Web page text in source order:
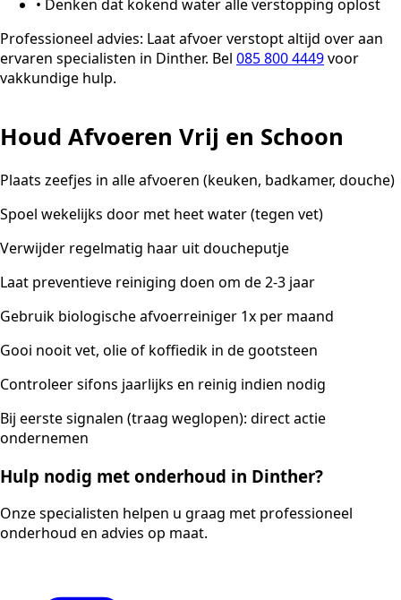
• Denken dat kokend water alle verstopping oplost
Professioneel advies: Laat afvoer verstopt altijd over aan
ervaren specialisten in Dinther. Bel 085 800 4449voor
vakkundige hulp.
Houd Afvoeren Vrij en Schoon
Plaats zeefjes in alle afvoeren (keuken, badkamer, douche)
Spoel wekelijks door met heet water (tegen vet)
Verwijder regelmatig haar uit doucheputje
Laat preventieve reiniging doen om de 2-3 jaar
Gebruik biologische afvoerreiniger 1x per maand
Gooi nooit vet, olie of koffiedik in de gootsteen
Controleer sifons jaarlijks en reinig indien nodig
Bij eerste signalen (traag weglopen): direct actie
ondernemen
Hulp nodig met onderhoud in Dinther?
Onze specialisten helpen u graag met professioneel
onderhoud en advies op maat.